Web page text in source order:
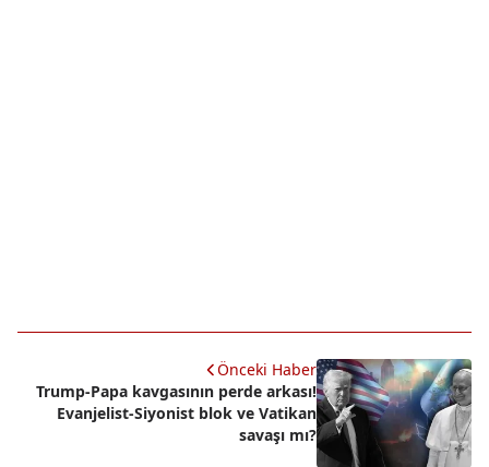
Önceki Haber
Trump-Papa kavgasının perde arkası!
Evanjelist-Siyonist blok ve Vatikan
savaşı mı?